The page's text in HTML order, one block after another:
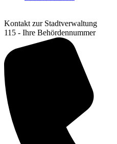
Kontakt zur Stadtverwaltung
115 - Ihre Behördennummer